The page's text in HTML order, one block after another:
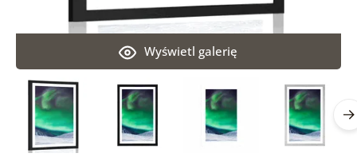
Wyświetl galerię